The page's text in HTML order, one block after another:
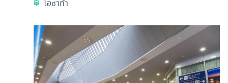
โอซาก้า